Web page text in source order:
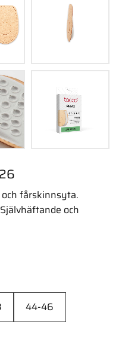
fårskinnsyta.
och
44-46